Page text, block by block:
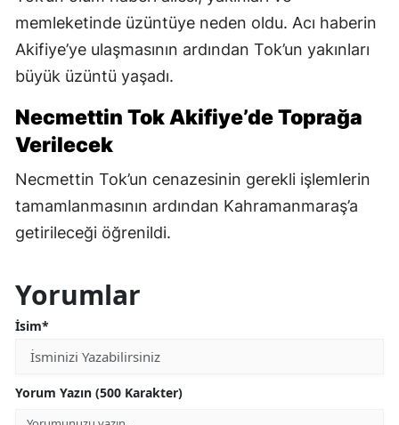
memleketinde üzüntüye neden oldu. Acı haberin
Akifiye’ye ulaşmasının ardından Tok’un yakınları
büyük üzüntü yaşadı.
Necmettin Tok Akifiye’de Toprağa
Verilecek
Necmettin Tok’un cenazesinin gerekli işlemlerin
tamamlanmasının ardından Kahramanmaraş’a
getirileceği öğrenildi.
Yorumlar
İsim*
Yorum Yazın (500 Karakter)